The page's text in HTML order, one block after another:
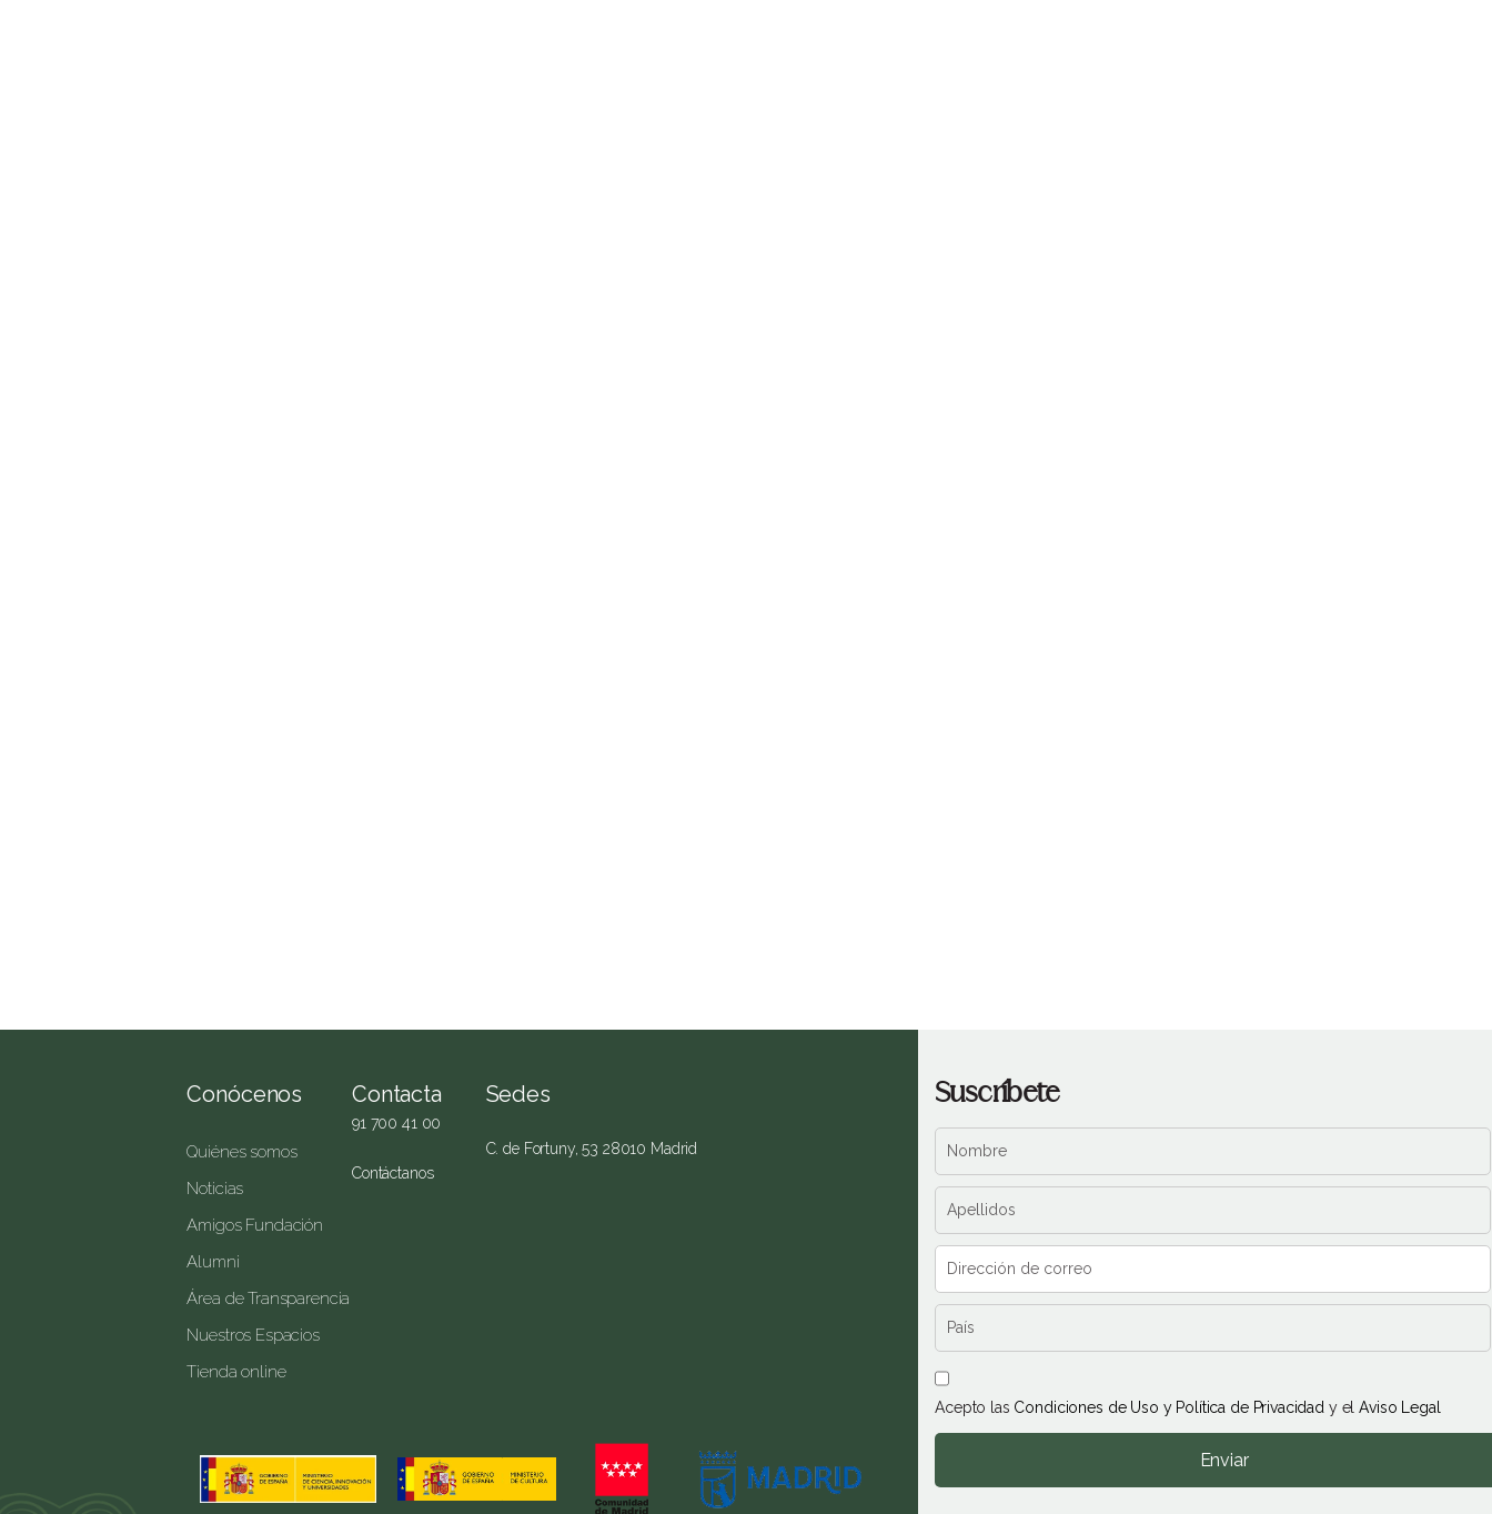
Conócenos
Quiénes somos
Noticias
Amigos Fundación
Alumni
Área de Transparencia
Nuestros Espacios
Tienda online
Contacta
91 700 41 00
Contáctanos
Sedes
C. de Fortuny, 53 28010 Madrid
Suscríbete
Acepto las Condiciones de Uso y Política de Privacidad y elAviso Legal
Enviar